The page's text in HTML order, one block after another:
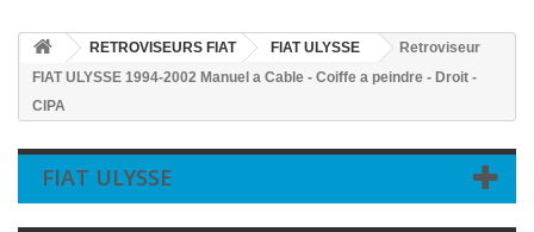
RETROVISEURS FIAT FIAT ULYSSE
Retroviseur
FIAT ULYSSE 1994-2002 Manuel a Cable - Coiffe a peindre - Droit -
CIPA
FIAT ULYSSE